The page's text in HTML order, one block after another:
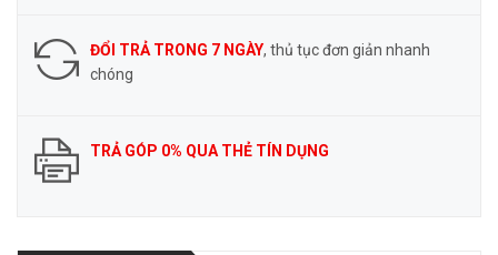
ĐỔI TRẢ TRONG 7 NGÀY, thủ tục đơn giản nhanh
chóng
TRẢ GÓP 0% QUA THẺ TÍN DỤNG